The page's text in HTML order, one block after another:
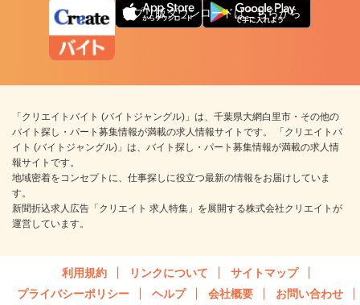
アプリ版ダウンロードはこちらから
「クリエイトバイト (バイトジャングル)」は、千葉県大網白里市・その他の
バイト探し・パート募集情報が満載の求人情報サイトです。 「クリエイトバ
イト (バイトジャングル)」は、バイト探し・パート募集情報が満載の求人情
報サイトです。
地域密着をコンセプトに、仕事探しに役立つ最新の情報をお届けしていま
す。
新聞折込求人広告「クリエイト 求人特集」を展開する株式会社クリエイトが
運営しています。
利用規約 リンクについて
サイトマップ
プライバシーポリシー
ヘルプ 会社概要 お問い合わせ